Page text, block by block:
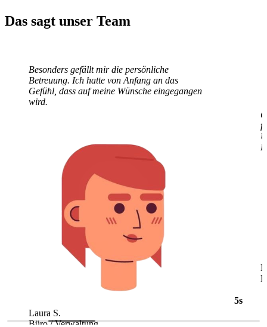
Das sagt unser Team
Besonders gefällt mir die persönliche
Betreuung. Ich hatte von Anfang an das
Gefühl, dass auf meine Wünsche eingegangen
wird.
Laura S.
Büro / Verwaltung
5s